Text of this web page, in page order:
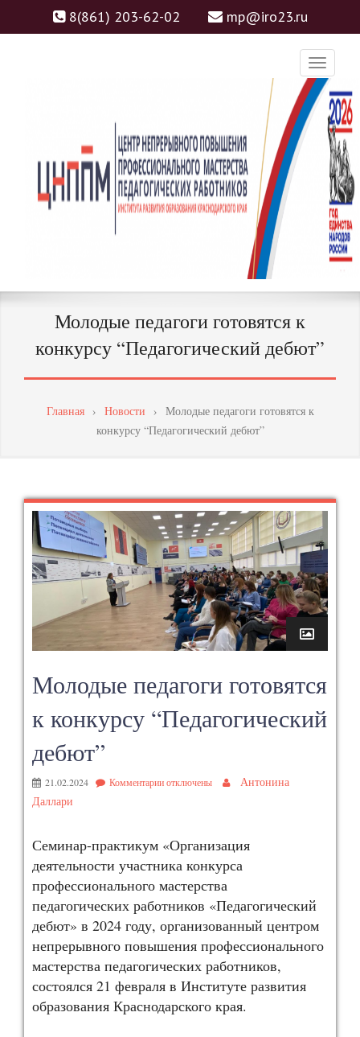
8(861) 203-62-02 mp@iro23.ru
ЦЕНТР НЕПРЕРЫВНОГО
ПОВЫШЕНИЯ
ПРОФЕССИОНАЛЬНОГО
МАСТЕРСТВА
ПЕДАГОГИЧЕСКИХ
РАБОТНИКОВ
ЦНППМ
Молодые педагоги готовятся к
конкурсу “Педагогический дебют”
Главная› Новости › Молодые педагоги готовятся к
конкурсу “Педагогический дебют”
Молодые педагоги готовятся
к конкурсу “Педагогический
дебют”
21.02.2024 Комментарииотключены
Антонина
Даллари
Семинар-практикум «Организация
деятельности участника конкурса
профессионального мастерства
педагогических работников «Педагогический
дебют» в 2024 году, организованный центром
непрерывного повышения профессионального
мастерства педагогических работников,
состоялся 21 февраля в Институте развития
образования Краснодарского края.